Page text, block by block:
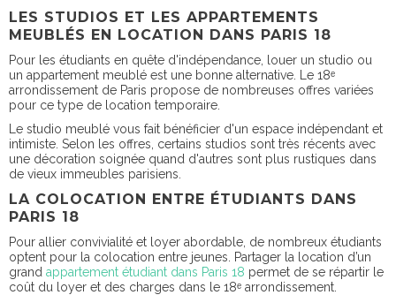
LES STUDIOS ET LES APPARTEMENTS
MEUBLÉS EN LOCATION DANS PARIS 18
Pour les étudiants en quête d'indépendance, louer un studio ou
un appartement meublé est une bonne alternative. Le 18ᵉ
arrondissement de Paris propose de nombreuses offres variées
pour ce type de location temporaire.
Le studio meublé vous fait bénéficier d'un espace indépendant et
intimiste. Selon les offres, certains studios sont très récents avec
une décoration soignée quand d'autres sont plus rustiques dans
de vieux immeubles parisiens.
LA COLOCATION ENTRE ÉTUDIANTS DANS
PARIS 18
Pour allier convivialité et loyer abordable, de nombreux étudiants
optent pour la colocation entre jeunes. Partager la location d’un
grand appartement étudiant dans Paris 18 permet de se répartir le
coût du loyer et des charges dans le 18ᵉ arrondissement.